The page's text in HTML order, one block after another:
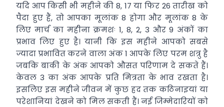
यदि आप किसी भी महीने की 8, 17 या फिर 26 तारीख को
पैदा हुए हैं, तो आपका मूलांक 8 होगा और मूलांक 8 के
लिए मार्च का महीना क्रमशः 1, 8, 2, 3 और 9 अंकों का
प्रभाव लिए हुए है। यानी कि इस महीने आपको सबसे
ज्यादा प्रभावित करने वाला अंक 1 आपके लिए परम शत्रु है
जबकि बाकी के अंक आपको औसत परिणाम दे सकते हैं।
केवल 3 का अंक आपके प्रति मित्रता के भाव रखता है।
इसलिए इस महीने जीवन में कुछ हद तक कठिनाइयां या
परेशानियां देखने को मिल सकती हैं। नई जिम्मेदारियों को